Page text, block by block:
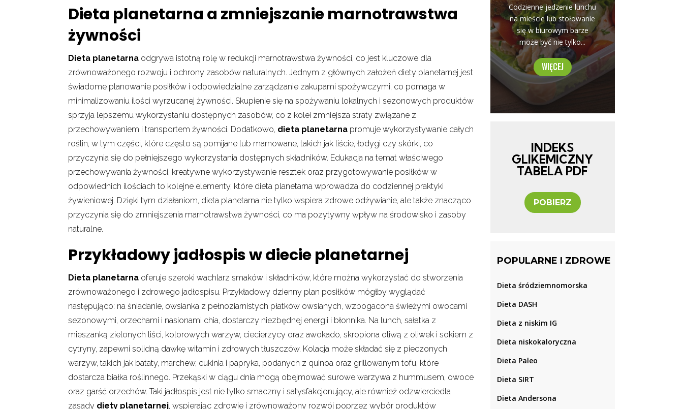
Dieta planetarna a zmniejszanie marnotrawstwa
żywności
Dieta planetarna odgrywa istotną rolę w redukcji marnotrawstwa żywności, co jest kluczowe dla
zrównoważonego rozwoju i ochrony zasobów naturalnych. Jednym z głównych założeń diety planetarnej jest
świadome planowanie posiłków i odpowiedzialne zarządzanie zakupami spożywczymi, co pomaga w
minimalizowaniu ilości wyrzucanej żywności. Skupienie się na spożywaniu lokalnych i sezonowych produktów
sprzyja lepszemu wykorzystaniu dostępnych zasobów, co z kolei zmniejsza straty związane z
przechowywaniem i transportem żywności. Dodatkowo, dieta planetarna promuje wykorzystywanie całych
roślin, w tym części, które często są pomijane lub marnowane, takich jak liście, łodygi czy skórki, co
przyczynia się do pełniejszego wykorzystania dostępnych składników. Edukacja na temat właściwego
przechowywania żywności, kreatywne wykorzystywanie resztek oraz przygotowywanie posiłków w
odpowiednich ilościach to kolejne elementy, które dieta planetarna wprowadza do codziennej praktyki
żywieniowej. Dzięki tym działaniom, dieta planetarna nie tylko wspiera zdrowe odżywianie, ale także znacząco
przyczynia się do zmniejszenia marnotrawstwa żywności, co ma pozytywny wpływ na środowisko i zasoby
naturalne.
Przykładowy jadłospis w diecie planetarnej
Dieta planetarna oferuje szeroki wachlarz smaków i składników, które można wykorzystać do stworzenia
zrównoważonego i zdrowego jadłospisu. Przykładowy dzienny plan posiłków mógłby wyglądać
następująco: na śniadanie, owsianka z pełnoziarnistych płatków owsianych, wzbogacona świeżymi owocami
sezonowymi, orzechami i nasionami chia, dostarczy niezbędnej energii i błonnika. Na lunch, sałatka z
mieszanką zielonych liści, kolorowych warzyw, ciecierzycy oraz awokado, skropiona oliwą z oliwek i sokiem z
cytryny, zapewni solidną dawkę witamin i zdrowych tłuszczów. Kolacja może składać się z pieczonych
warzyw, takich jak bataty, marchew, cukinia i papryka, podanych z quinoa oraz grillowanym tofu, które
dostarcza białka roślinnego. Przekąski w ciągu dnia mogą obejmować surowe warzywa z hummusem, owoce
oraz garść orzechów. Taki jadłospis jest nie tylko smaczny i satysfakcjonujący, ale również odzwierciedla
zasady diety planetarnej, wspierając zdrowie i zrównoważony rozwój poprzez wybór produktów
Codzienne jedzenie lunchu
na mieście lub stołowanie
się w biurowym barze
może być nie tylko...
WIĘCEJ
INDEKS
GLIKEMICZNY
TABELA PDF
POBIERZ
POPULARNE I ZDROWE
Dieta śródziemnomorska
Dieta DASH
Dieta z niskim IG
Dieta niskokaloryczna
Dieta Paleo
Dieta SIRT
Dieta Andersona